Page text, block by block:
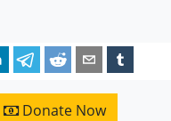
Donate Now